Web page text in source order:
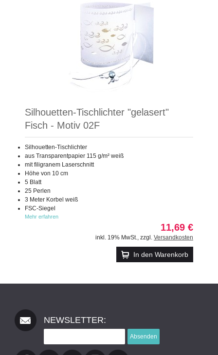
Silhouetten-Tischlichter "gelasert"
Fisch - Motiv 02F
Silhouetten-Tischlichter
aus Transparentpapier 115 g/m² weiß
mit filigranem Laserschnitt
Höhe von 10 cm
5 Blatt
25 Perlen
3 Meter Korbel weiß
FSC-Siegel
Mehr erfahren
11,69 €
inkl. 19% MwSt. zzgl. Versandkosten
In den Warenkorb
NEWSLETTER:
Absenden